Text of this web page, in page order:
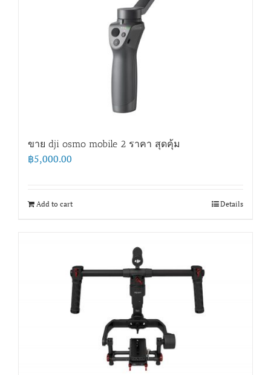
ขาย dji osmo mobile 2 ราคา สุดคุ้ม
฿5,000.00
Add to cart Details